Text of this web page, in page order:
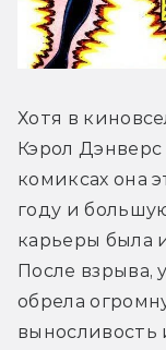
Хотя в
Кэрол
комиксах она
году и
карьеры была
После взрыва,
обрела
выносливость